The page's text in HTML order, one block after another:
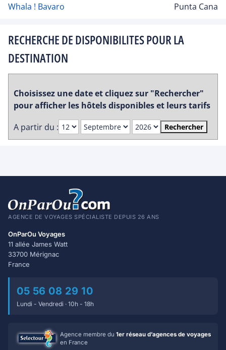
Whala ! Bavaro
Punta Cana
RECHERCHE DE DISPONIBILITES POUR LA
DESTINATION
Choisissez une date et cliquez sur "Rechercher"
pour afficher les hôtels disponibles et leurs tarifs
A partir du :
Rechercher
AGENCE DE VOYAGES SPÉCIALISTE DEPUIS 26 ANS
OnParOu Voyages
11 allée James Watt
33700 Mérignac
France
05 56 08 29 10
Lundi - Vendredi · 10h - 18h
Agence membre du 1er réseau d’agences de voyages
en France